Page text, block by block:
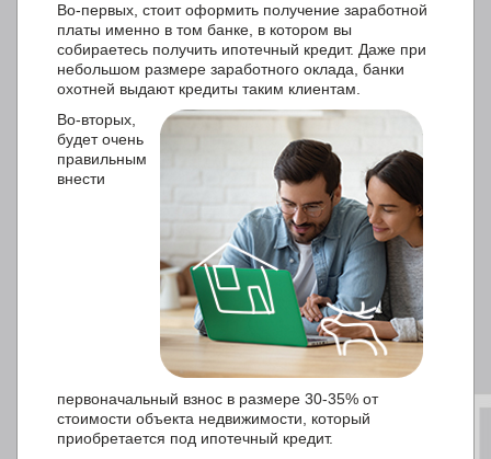
Во-первых, стоит оформить получение заработной
платы именно в том банке, в котором вы
собираетесь получить ипотечный кредит. Даже при
небольшом размере заработного оклада, банки
охотней выдают кредиты таким клиентам.
Во-вторых,
будет очень
правильным
внести
первоначальный взнос в размере 30-35% от
стоимости объекта недвижимости, который
приобретается под ипотечный кредит.